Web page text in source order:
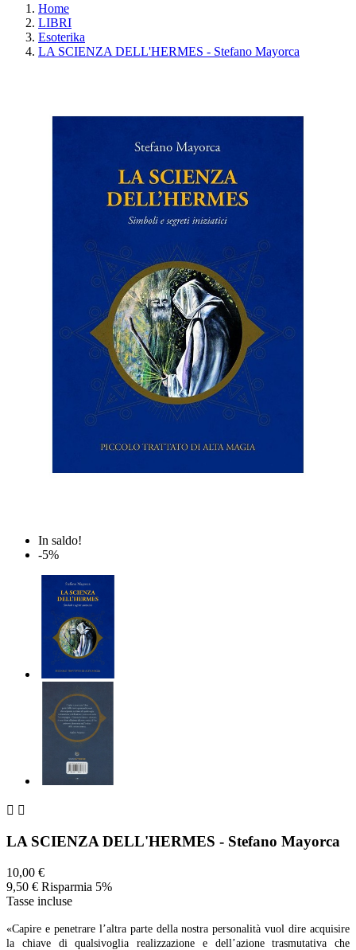
Home
LIBRI
Esoterika
LA SCIENZA DELL'HERMES - Stefano Mayorca
In saldo!
-5%
 
LA SCIENZA DELL'HERMES - Stefano Mayorca
10,00 €
9,50 € Risparmia 5%
Tasse incluse
«Capire e penetrare l’altra parte della nostra personalità vuol dire acquisire
la chiave di qualsivoglia realizzazione e dell’azione trasmutativa che